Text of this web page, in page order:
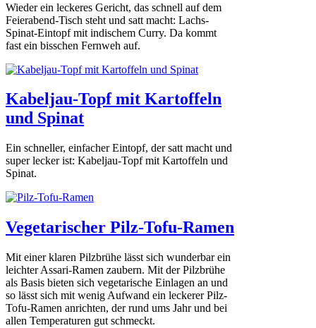
Wieder ein leckeres Gericht, das schnell auf dem
Feierabend-Tisch steht und satt macht: Lachs-
Spinat-Eintopf mit indischem Curry. Da kommt
fast ein bisschen Fernweh auf.
Kabeljau-Topf mit Kartoffeln
und Spinat
Ein schneller, einfacher Eintopf, der satt macht und
super lecker ist: Kabeljau-Topf mit Kartoffeln und
Spinat.
Vegetarischer Pilz-Tofu-Ramen
Mit einer klaren Pilzbrühe lässt sich wunderbar ein
leichter Assari-Ramen zaubern. Mit der Pilzbrühe
als Basis bieten sich vegetarische Einlagen an und
so lässt sich mit wenig Aufwand ein leckerer Pilz-
Tofu-Ramen anrichten, der rund ums Jahr und bei
allen Temperaturen gut schmeckt.